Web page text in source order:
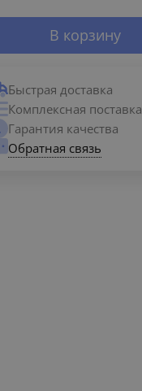
В корзину
Быстрая доставка
Комплексная поставка
Гарантия качества
Обратная связь